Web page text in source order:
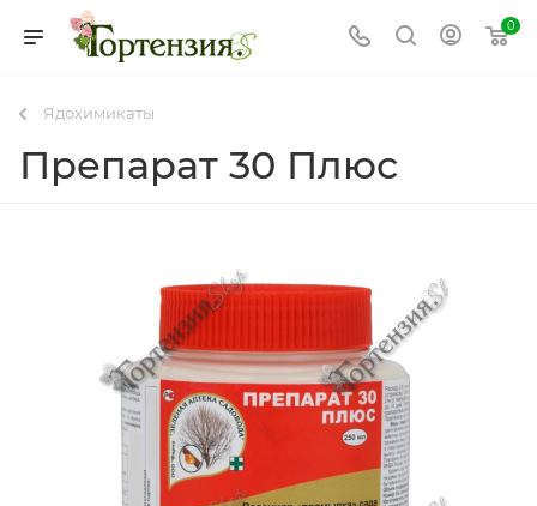
0
Ядохимикаты
Препарат 30 Плюс